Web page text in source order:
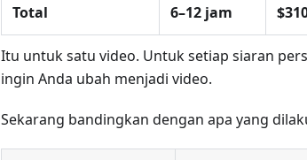
Total 6–12 jam
Itu untuk satu video. Untuk setiap siaran
ingin Anda ubah menjadi video.
Sekarang bandingkan dengan apa yang